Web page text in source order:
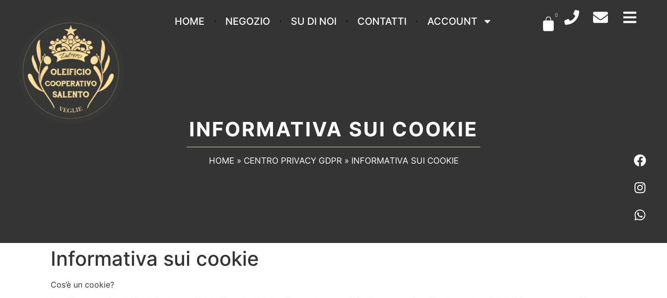
HOME NEGOZIO SU DI NOI CONTATTI ACCOUNT
0
INFORMATIVA SUI COOKIE
HOME » CENTRO PRIVACY GDPR » INFORMATIVA SUI COOKIE
Informativa sui cookie
Cos’è un cookie?